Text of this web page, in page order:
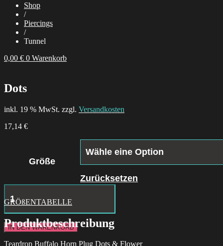
Shop
/
Piercings
/
Tunnel
0,00 € 0 Warenkorb
Dots
inkl. 19 % MwSt. zzgl. Versandkosten
17,14 €
Größe
Zurücksetzen
Floral
Border
Menge
IN DEN WARENKORB
GRÖßENTABELLE
Produktbeschreibung
Teardrop Buffalo Horn Plug Dots & Flower